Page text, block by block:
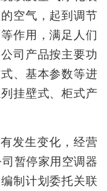
空气，起到调节
作用，满足人们
司产品按主要功
、基本参数等进
挂壁式、柜式产
发生变化，经营
暂停家用空调器
制计划委托关联